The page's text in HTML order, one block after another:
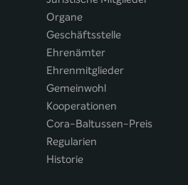
Organe
Geschäftsstelle
Ehrenämter
Ehrenmitglieder
Gemeinwohl
Kooperationen
Cora-Baltussen-Preis
Regularien
Historie